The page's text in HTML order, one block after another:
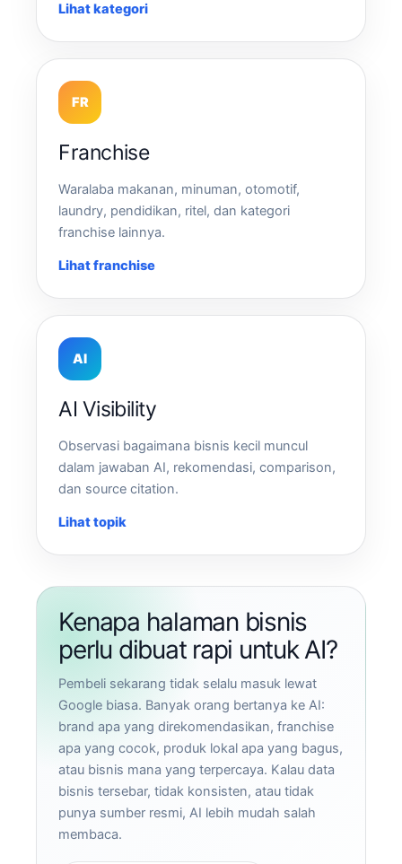
Lihat kategori
FR
Franchise
Waralaba makanan, minuman, otomotif,
laundry, pendidikan, ritel, dan kategori
franchise lainnya.
Lihat franchise
AI
AI Visibility
Observasi bagaimana bisnis kecil muncul
dalam jawaban AI, rekomendasi, comparison,
dan source citation.
Lihat topik
Kenapa halaman bisnis
perlu dibuat rapi untuk AI?
Pembeli sekarang tidak selalu masuk lewat
Google biasa. Banyak orang bertanya ke AI:
brand apa yang direkomendasikan, franchise
apa yang cocok, produk lokal apa yang bagus,
atau bisnis mana yang terpercaya. Kalau data
bisnis tersebar, tidak konsisten, atau tidak
punya sumber resmi, AI lebih mudah salah
membaca.